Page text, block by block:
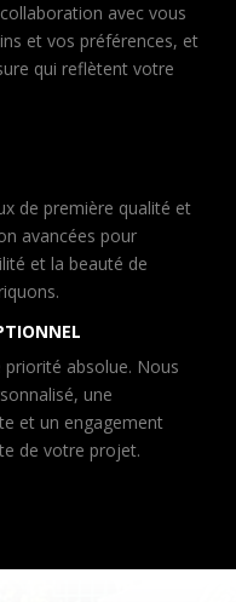
avec vous
et vos préférences, et
qui reflètent votre
de première qualité et
avancées pour
et la beauté de
absolue. Nous
une
et un engagement
de votre projet.